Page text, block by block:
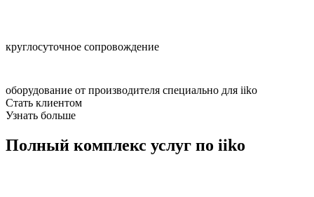
круглосуточное сопровождение
оборудование от производителя специально для iiko
Стать клиентом
Узнать больше
Полный комплекс услуг по iiko